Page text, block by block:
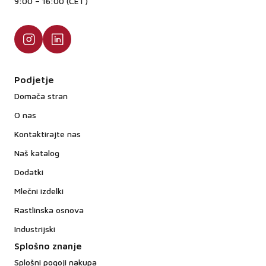
Podjetje
Domača stran
O nas
Kontaktirajte nas
Naš katalog
Dodatki
Mlečni izdelki
Rastlinska osnova
Industrijski
Splošno znanje
Splošni pogoji nakupa